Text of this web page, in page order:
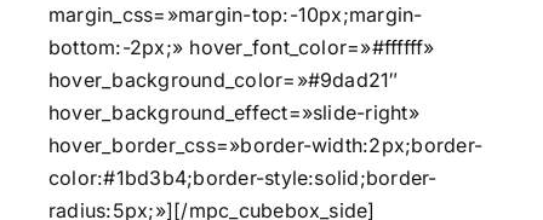
margin_css=»margin-top:-10px;margin-
bottom:-2px;» hover_font_color=»#ffffff»
hover_background_color=»#9dad21″
hover_background_effect=»slide-right»
hover_border_css=»border-width:2px;border-
color:#1bd3b4;border-style:solid;border-
radius:5px;»][/mpc_cubebox_side]